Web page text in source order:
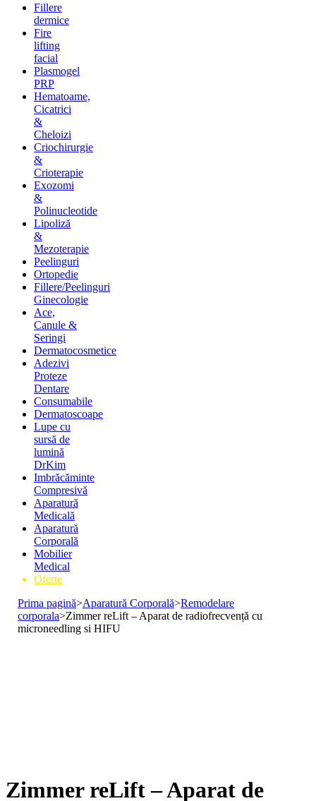
Fillere
dermice
Fire
lifting
facial
Plasmogel
PRP
Hematoame,
Cicatrici
&
Cheloizi
Criochirurgie
&
Crioterapie
Exozomi
&
Polinucleotide
Lipoliză
&
Mezoterapie
Peelinguri
Ortopedie
Fillere/Peelinguri
Ginecologie
Ace,
Canule &
Seringi
Dermatocosmetice
Adezivi
Proteze
Dentare
Consumabile
Dermatoscoape
Lupe cu
sursă de
lumină
DrKim
Imbrăcăminte
Compresivă
Aparatură
Medicală
Aparatură
Corporală
Mobilier
Medical
Oferte
Prima pagină>Aparatură Corporală>Remodelare
corporala>Zimmer reLift – Aparat de radiofrecvență cu
microneedling si HIFU
Zimmer reLift – Aparat de